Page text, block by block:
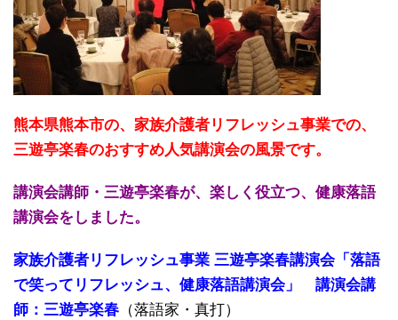
熊本県熊本市の、家族介護者リフレッシュ事業での、
三遊亭楽春のおすすめ人気講演会の風景です。
講演会講師・三遊亭楽春が、楽しく役立つ、健康落語
講演会をしました。
家族介護者リフレッシュ事業 三遊亭楽春講演会「落語
で笑ってリフレッシュ、健康落語講演会」 講演会講
師：三遊亭楽春 （落語家・真打）